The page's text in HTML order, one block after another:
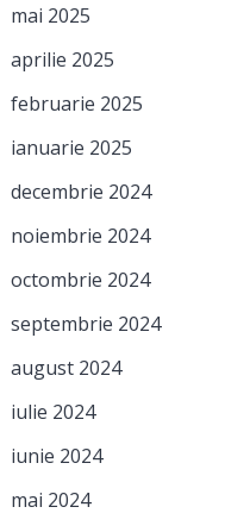
mai 2025
aprilie 2025
februarie 2025
ianuarie 2025
decembrie 2024
noiembrie 2024
octombrie 2024
septembrie 2024
august 2024
iulie 2024
iunie 2024
mai 2024